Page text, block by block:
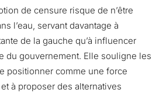
de censure risque de n’être
l’eau, servant davantage à
de la gauche qu’à influencer
du gouvernement. Elle souligne les
positionner comme une force
à proposer des alternatives